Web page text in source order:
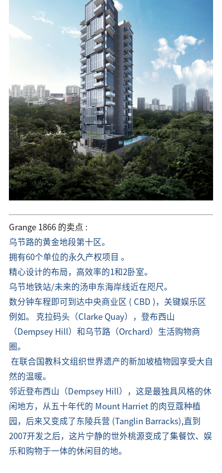
Grange 1866 的卖点 :
乌节路的黄金地段第十区。
拥有60个单位的永久产权项目 。
精心设计的布局，高效率的1和2卧室。
乌节地铁站/未来的汤申东海岸线近在咫尺。
数分钟车程即可到达中央商业区 ( CBD )，关键娱乐区
例如。 克拉码头（Clarke Quay），登布西山
（Dempsey Hill）和乌节路（Orchard）生活购物商
圈。
在联合国教科文组织世界遗产的新加坡植物园享受大自
然的温暖。
邻近登布西山（Dempsey Hill），这是最独具风格的休
闲地方，从五十年代的 Mount Harriet 的肉豆蔻种植
园，后来又变成了东陵兵营 (Tanglin Barracks),直到
2007开发之后，这片宁静的世外桃源变成了集餐饮、娱
乐和购物于一体的休闲目的地。